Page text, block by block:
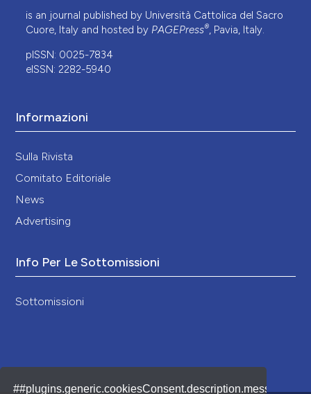
##plugins.generic.cookiesConsent.description.message##
is an journal published by Università Cattolica del Sacro
Cuore, Italy and hosted by PAGEPress®, Pavia, Italy.
pISSN: 0025-7834
eISSN: 2282-5940
Informazioni
Sulla Rivista
Comitato Editoriale
News
Advertising
Info Per Le Sottomissioni
Sottomissioni